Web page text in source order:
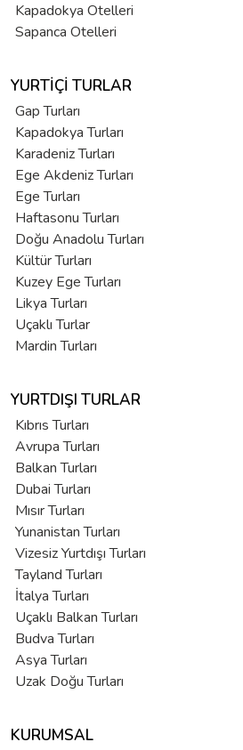
Kapadokya Otelleri
Sapanca Otelleri
YURTIÇI TURLAR
Gap Turları
Kapadokya Turları
Karadeniz Turları
Ege Akdeniz Turları
Ege Turları
Haftasonu Turları
Doğu Anadolu Turları
Kültür Turları
Kuzey Ege Turları
Likya Turları
Uçaklı Turlar
Mardin Turları
YURTDIŞI TURLAR
Kıbrıs Turları
Avrupa Turları
Balkan Turları
Dubai Turları
Mısır Turları
Yunanistan Turları
Vizesiz Yurtdışı Turları
Tayland Turları
İtalya Turları
Uçaklı Balkan Turları
Budva Turları
Asya Turları
Uzak Doğu Turları
KURUMSAL